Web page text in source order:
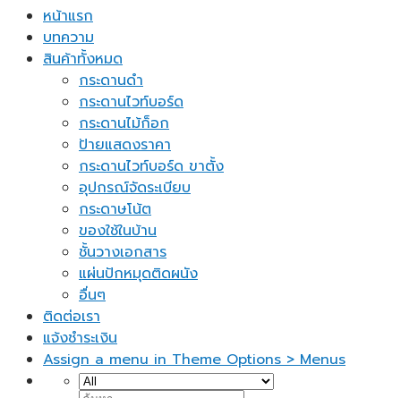
หน้าแรก
บทความ
สินค้าทั้งหมด
กระดานดำ
กระดานไวท์บอร์ด
กระดานไม้ก็อก
ป้ายแสดงราคา
กระดานไวท์บอร์ด ขาตั้ง
อุปกรณ์จัดระเบียบ
กระดาษโน้ต
ของใช้ในบ้าน
ชั้นวางเอกสาร
แผ่นปักหมุดติดผนัง
อื่นๆ
ติดต่อเรา
แจ้งชำระเงิน
Assign a menu in Theme Options > Menus